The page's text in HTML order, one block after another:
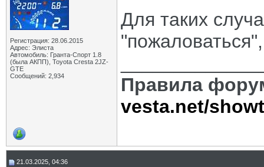
Регистрация: 28.06.2015
Адрес: Элиста
Автомобиль: Гранта-Спорт 1.8
(была АКПП), Toyota Cresta 2JZ-
GTE
Сообщений: 2,934
Для таких
Правила
vesta.net/
21.03.2025, 04:36